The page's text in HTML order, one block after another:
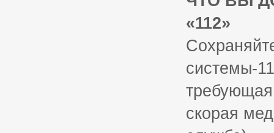
«112»
системы-
скорая